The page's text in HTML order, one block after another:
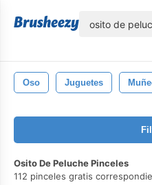
Oso Juguetes
Osito De Peluche Pinceles
112 pinceles gratis